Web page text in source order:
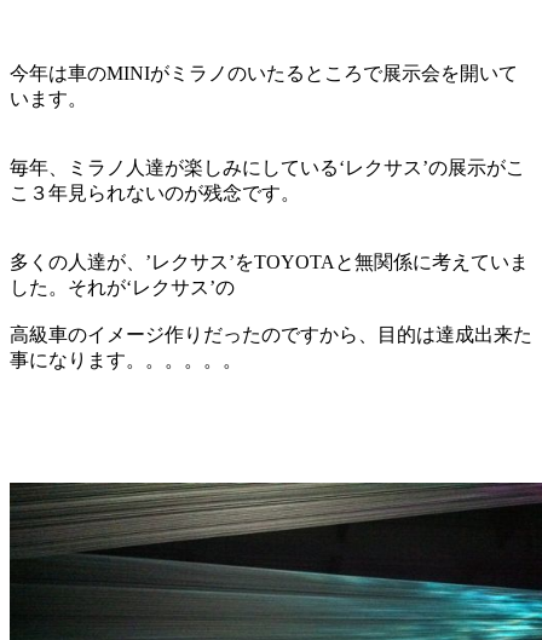
今年は車のMINIがミラノのいたるところで展示会を開いて
います。
毎年、ミラノ人達が楽しみにしている‘レクサス’の展示がこ
こ３年見られないのが残念です。
多くの人達が、’レクサス’をTOYOTAと無関係に考えていま
した。それが‘レクサス’の
高級車のイメージ作りだったのですから、目的は達成出来た
事になります。。。。。。